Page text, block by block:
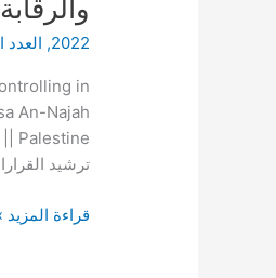
2022
,
in
An-Najah
ترشيد
العامة
للسلطة
كأداة
للتخطيط
والرقابة
في
القرارات
قراءة المزيد